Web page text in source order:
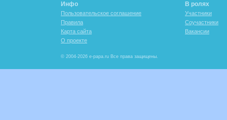
Инфо
Пользовательское соглашение
Правила
Карта сайта
О проекте
В ролях
Участники
Соучастники
Вакансии
© 2004-2026 e-papa.ru Все права защищены.